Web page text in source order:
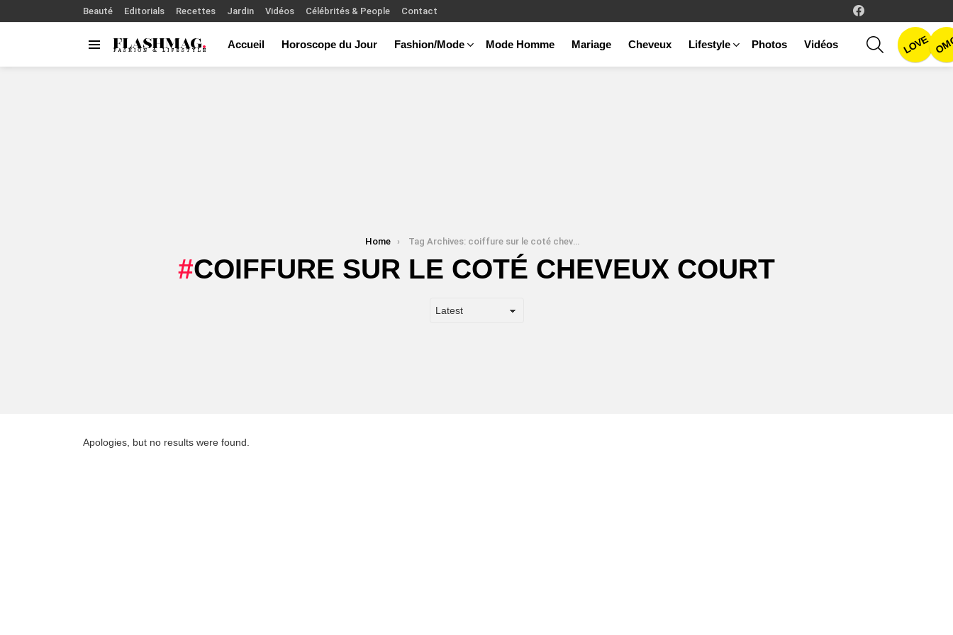
Beauté Editorials Recettes Jardin Vidéos Célébrités & People Contact
Accueil Horoscope du Jour Fashion/Mode Mode Homme Mariage Cheveux Lifestyle Photos Vidéos
SEARCHLOVE
Home Tag Archives: coiffure sur le coté cheveux court
COIFFURE SUR LE COTÉ CHEVEUX COURT
Apologies, but no results were found.